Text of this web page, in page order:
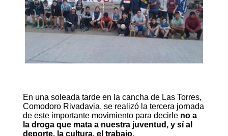
En una soleada tarde en la cancha de Las Torres,
Comodoro Rivadavia, se realizó la tercera jornada
de este importante movimiento para decirle no a
la droga que mata a nuestra juventud, y sí al
deporte, la cultura, el trabajo.